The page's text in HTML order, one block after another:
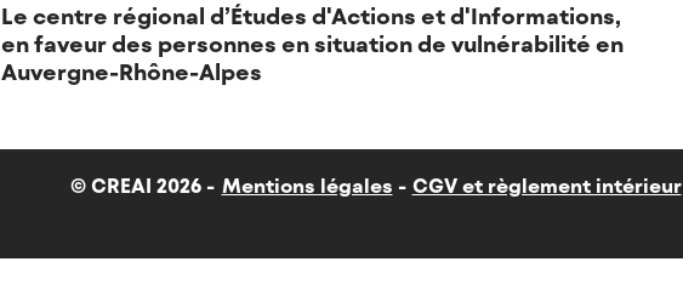
Le centre régional d’Études d'Actions et d'Informations,
en faveur des personnes en situation de vulnérabilité en
Auvergne-Rhône-Alpes
© CREAI 2026 - Mentions légales CGV et règlement intérieur